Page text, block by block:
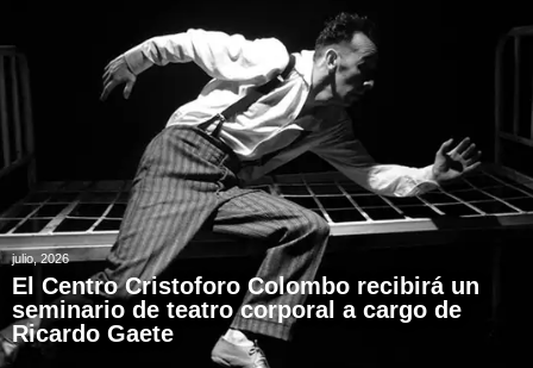
julio, 2026
El Centro Cristoforo Colombo recibirá un
seminario de teatro corporal a cargo de
Ricardo Gaete